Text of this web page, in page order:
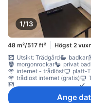
1/13
48 m²/517 ft² Högst 2
Utsikt: Trädgård
badkar
morgonrockar
privat
internet - trådlöst
platt-
trådlöst internet (gratis)
mörkläggningsgardiner
balkong/terrass
Ange